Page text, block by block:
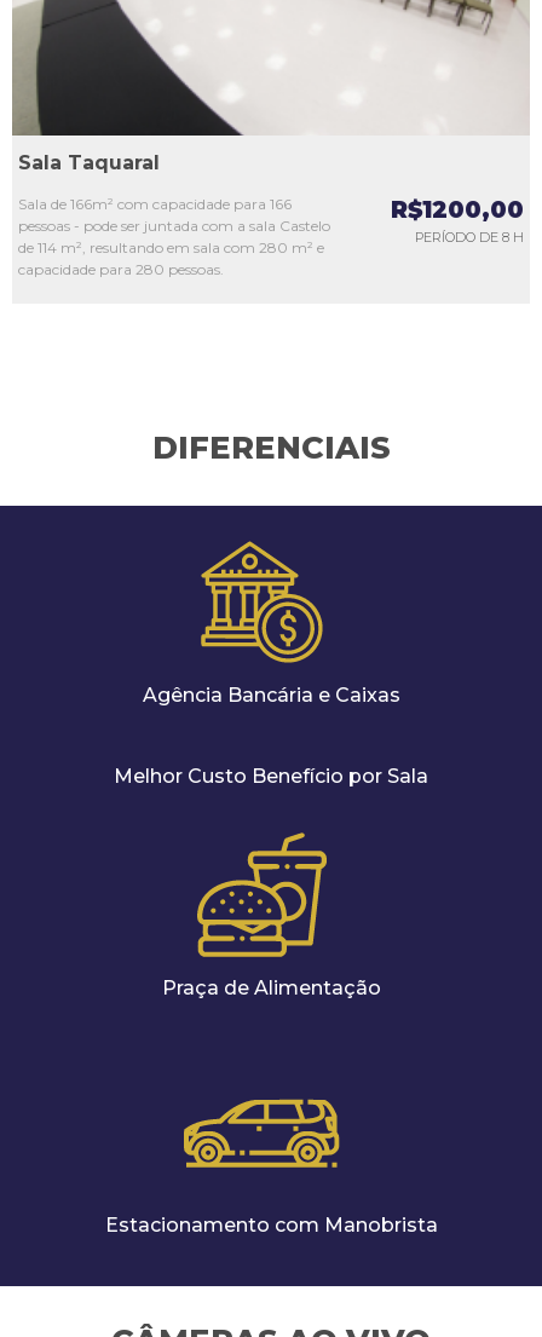
Sala Taquaral
Sala de 166m² com capacidade para 166
pessoas - pode ser juntada com a sala Castelo
de 114 m², resultando em sala com 280 m² e
capacidade para 280 pessoas.
R$1200,00
PERÍODO DE 8 H
DIFERENCIAIS
Agência Bancária e Caixas
Melhor Custo Benefício por Sala
Praça de Alimentação
Estacionamento com Manobrista